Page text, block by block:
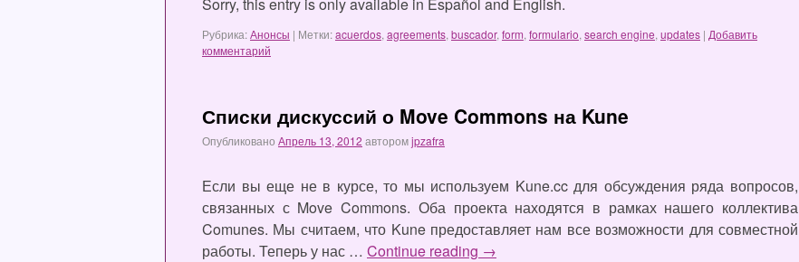
Рубрика:Анонсы | Метки:acuerdos, agreements, buscador, form, formulario, search engine, updates | Добавить
комментарий
Списки дискуссий о Move Commons на Kune
Опубликовано Апрель 13, 2012 авторомjpzafra
Если вы еще не в курсе, то мы используем Kune.cc для обсуждения ряда вопросов,
связанных с Move Commons. Оба проекта находятся в рамках нашего коллектива
Comunes. Мы считаем, что Kune предоставляет нам все возможности для совместной
работы. Теперь у нас … Continue reading →